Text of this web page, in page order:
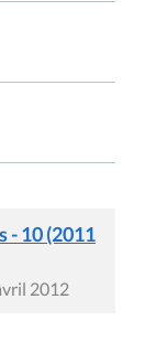
- 10 (2011
2012